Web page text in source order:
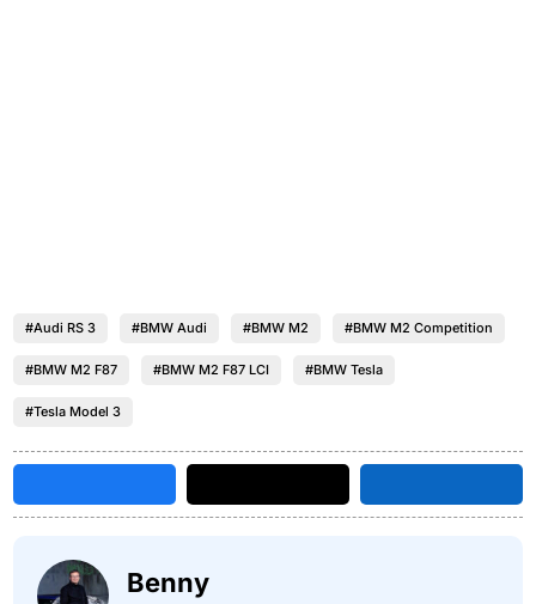
#Audi RS 3 #BMW Audi #BMW M2 #BMW M2 Competition
#BMW M2 F87 #BMW M2 F87 LCI #BMW Tesla
#Tesla Model 3
Benny